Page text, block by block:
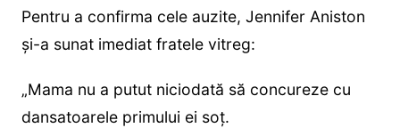
Pentru a confirma cele auzite, Jennifer Aniston
și-a sunat imediat fratele vitreg:
„Mama nu a putut niciodată să concureze cu
dansatoarele primului ei soț.